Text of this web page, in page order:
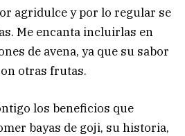
agridulce y por lo regular se
Me encanta incluirlas en
de avena, ya que su sabor
otras frutas.
los beneficios que
bayas de goji, su historia,